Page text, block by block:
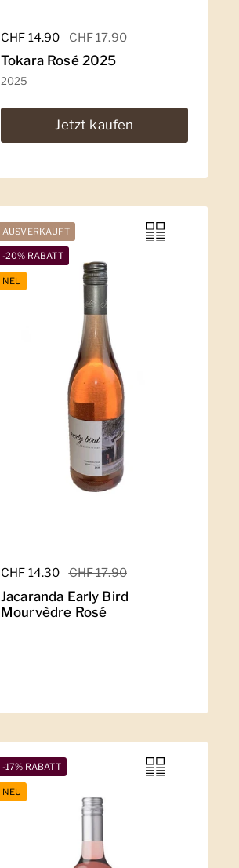
Regulärer Preis
CHF 14.90 Sale-Preis
CHF 17.90
Tokara Rosé 2025
2025
Jetzt kaufen
Regulärer Preis
CHF 14.30 Sale-Preis
CHF 17.90
Jacaranda Early Bird
Mourvèdre Rosé
AUSVERKAUFT
-20% RABATT
NEU
-17% RABATT
NEU